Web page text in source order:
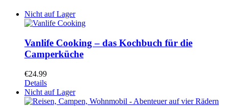
Nicht auf Lager
Vanlife Cooking – das Kochbuch für die
Camperküche
€24.99
Details
Nicht auf Lager